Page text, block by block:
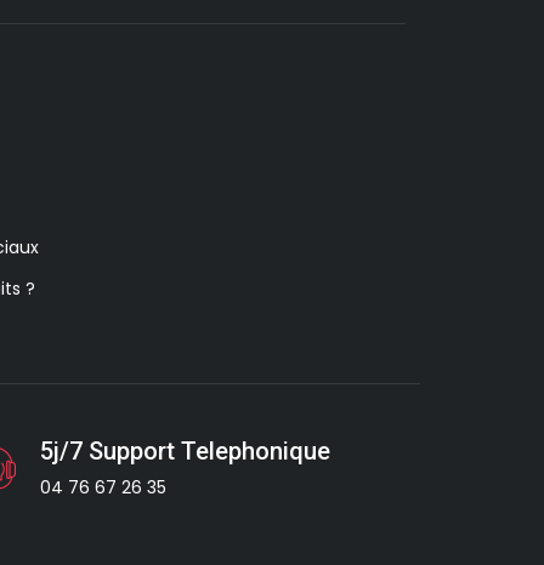
?
5j/7 Support Telephonique
04 76 67 26 35